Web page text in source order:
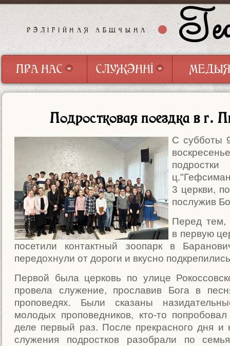
РЭЛІГІЙНАЯ АБШЧЫНА
ПРА НАС СЛУЖЭННІ
МЕДЫЯ
МЕДЫЯ
Подростковая поездка в г.
С субботы
подростки
3 церкви,
послужив
Перед тем,
в первую
посетили контактный зоопарк в
передохнули от дороги и вкусно
Первой была церковь по улице
провела служение, прославив Бога в
проповедях. Были сказаны
молодых проповедников, кто-то
деле первый раз. После прекрасного дня и
служения подростков разобрали по